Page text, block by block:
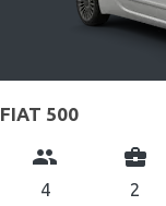
FIAT 500
group
4
business_center
2